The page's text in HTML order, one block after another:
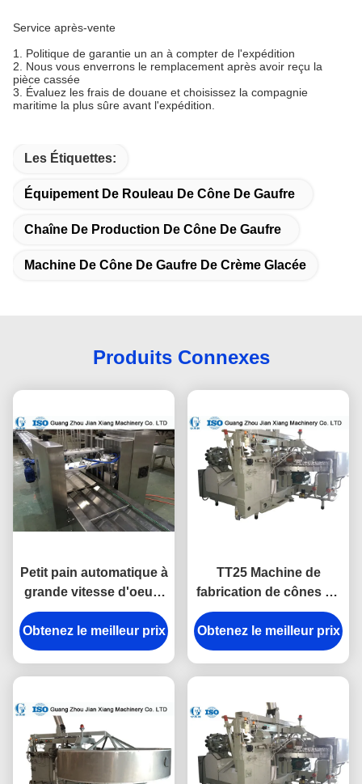
Service après-vente
1. Politique de garantie un an à compter de l'expédition
2. Nous vous enverrons le remplacement après avoir reçu la
pièce cassée
3. Évaluez les frais de douane et choisissez la compagnie
maritime la plus sûre avant l'expédition.
Les Étiquettes:
Équipement De Rouleau De Cône De Gaufre
Chaîne De Production De Cône De Gaufre
Machine De Cône De Gaufre De Crème Glacée
Produits Connexes
Petit pain automatique à
grande vitesse d'oeufs
faisant la machine avec
la consommation de 18-
20kg/H LPG
Obtenez le meilleur prix
TT25 Machine de
fabrication de cônes de
gaufres
L3.2xW2.7xH2.1M Avec
une pression d'air
Obtenez le meilleur prix